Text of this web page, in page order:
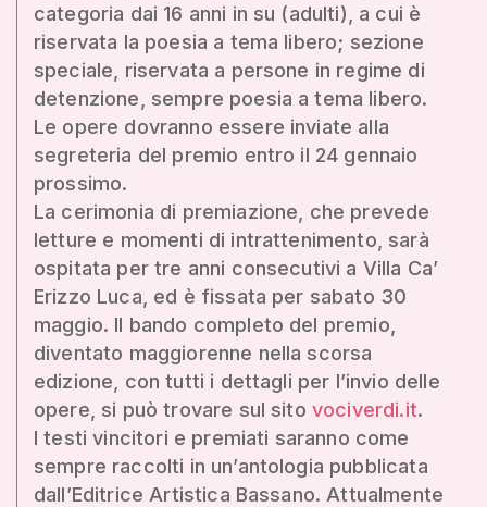
categoria dai 16 anni in su (adulti), a cui è
riservata la poesia a tema libero; sezione
speciale, riservata a persone in regime di
detenzione, sempre poesia a tema libero.
Le opere dovranno essere inviate alla
segreteria del premio entro il 24 gennaio
prossimo.
La cerimonia di premiazione, che prevede
letture e momenti di intrattenimento, sarà
ospitata per tre anni consecutivi a Villa Ca’
Erizzo Luca, ed è fissata per sabato 30
maggio. Il bando completo del premio,
diventato maggiorenne nella scorsa
edizione, con tutti i dettagli per l’invio delle
opere, si può trovare sul sito vociverdi.it.
I testi vincitori e premiati saranno come
sempre raccolti in un’antologia pubblicata
dall’Editrice Artistica Bassano. Attualmente